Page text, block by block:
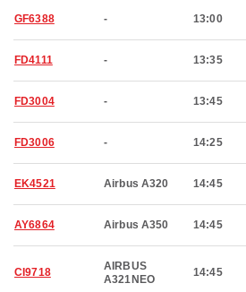
GF6388 - 13:00
FD4111 - 13:35
FD3004 - 13:45
FD3006 - 14:25
EK4521 Airbus A320 14:45
AY6864 Airbus A350 14:45
CI9718
AIRBUS
A321NEO
14:45